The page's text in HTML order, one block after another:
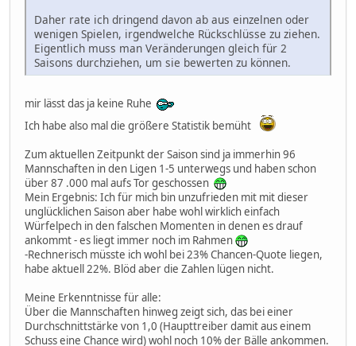
Daher rate ich dringend davon ab aus einzelnen oder
wenigen Spielen, irgendwelche Rückschlüsse zu ziehen.
Eigentlich muss man Veränderungen gleich für 2
Saisons durchziehen, um sie bewerten zu können.
mir lässt das ja keine Ruhe
Ich habe also mal die größere Statistik bemüht
Zum aktuellen Zeitpunkt der Saison sind ja immerhin 96
Mannschaften in den Ligen 1-5 unterwegs und haben schon
über 87 .000 mal aufs Tor geschossen
Mein Ergebnis: Ich für mich bin unzufrieden mit mit dieser
unglücklichen Saison aber habe wohl wirklich einfach
Würfelpech in den falschen Momenten in denen es drauf
ankommt - es liegt immer noch im Rahmen
-Rechnerisch müsste ich wohl bei 23% Chancen-Quote liegen,
habe aktuell 22%. Blöd aber die Zahlen lügen nicht.
Meine Erkenntnisse für alle:
Über die Mannschaften hinweg zeigt sich, das bei einer
Durchschnittstärke von 1,0 (Haupttreiber damit aus einem
Schuss eine Chance wird) wohl noch 10% der Bälle ankommen.